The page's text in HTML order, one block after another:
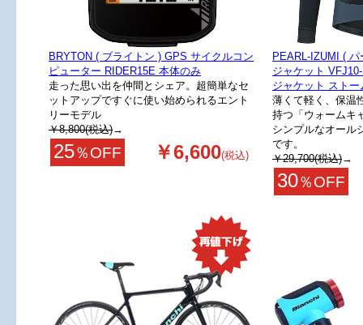
BRYTON ( ブライトン ) GPS サイクルコン
ピューター RIDER15E 本体のみ
走った思い出を仲間とシェア。超簡単なセ
ットアップですぐに使い始められるエント
リーモデル
￥8,800(税込)→
25％OFF ￥6,600(税込)
PEARL-IZUMI (
ジャケット
ジャケット ストー
薄くて軽く、保温
持つ「ウォームキ
シンプルなオール
です。
￥29,700(税込)→
30％OFF